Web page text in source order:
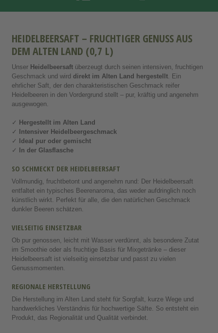
HEIDELBEERSAFT – FRUCHTIGER GENUSS AUS
DEM ALTEN LAND (0,7 L)
Unser Heidelbeersaft überzeugt durch seinen intensiven, fruchtigen
Geschmack und wird direkt im Alten Land hergestellt . Ein
ehrlicher Saft, der den charakteristischen Geschmack reifer
Heidelbeeren in den Vordergrund stellt – pur, kräftig und angenehm
ausgewogen.
✓ Hergestellt im Alten Land
✓ Intensiver Heidelbeergeschmack
✓ Ideal pur oder gemischt
✓ In der Glasflasche
SO SCHMECKT DER HEIDELBEERSAFT
Vollmundig, fruchtbetont und angenehm rund: Der Heidelbeersaft
entfaltet ein typisches Beerenaroma, das weder aufdringlich noch
künstlich wirkt. Perfekt für alle, die den natürlichen Geschmack
dunkler Beeren schätzen.
VIELSEITIG EINSETZBAR
Ob pur genossen, leicht mit Wasser verdünnt, als besondere Zutat
im Smoothie oder als fruchtige Basis für Mixgetränke – dieser
Heidelbeersaft ist vielseitig einsetzbar und passt zu vielen
Genussmomenten.
REGIONALE HERSTELLUNG
Die Herstellung im Alten Land steht für Sorgfalt, kurze Wege und
handwerkliches Verständnis für hochwertige Säfte. So entsteht ein
Produkt, das Regionalität und Qualität verbindet.